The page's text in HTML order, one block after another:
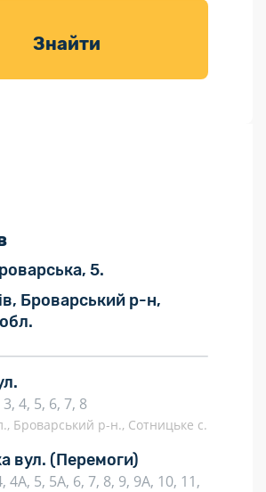
Знайти
5.
Броварський р-н,
4, 5, 6, 7, 8
Броварський р-н., Сотницьке с.
вул. (Перемоги)
4А, 5, 5А, 6, 7, 8, 9, 9А, 10, 11,